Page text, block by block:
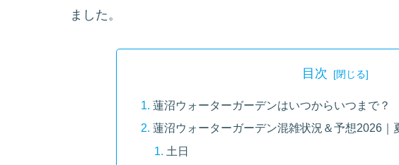
ました。
目次
蓮沼ウォーターガーデンはいつからいつまで？
蓮沼ウォーターガーデン混雑状況＆予想2026｜
土日